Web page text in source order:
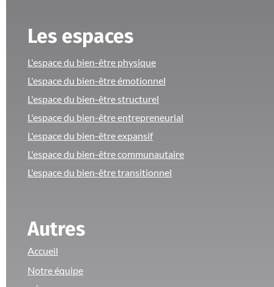
Les espaces
L'espace du bien-être physique
L'espace du bien-être émotionnel
L'espace du bien-être structurel
L'espace du bien-être entrepreneurial
L'espace du bien-être expansif
L'espace du bien-être communautaire
L'espace du bien-être transitionnel
Autres
Accueil
Notre équipe